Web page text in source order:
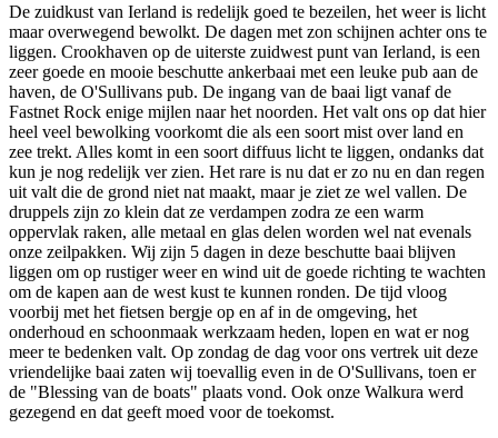
De zuidkust van Ierland is redelijk goed te bezeilen, het weer is licht
maar overwegend bewolkt. De dagen met zon schijnen achter ons te
liggen. Crookhaven op de uiterste zuidwest punt van Ierland, is een
zeer goede en mooie beschutte ankerbaai met een leuke pub aan de
haven, de O'Sullivans pub. De ingang van de baai ligt vanaf de
Fastnet Rock enige mijlen naar het noorden. Het valt ons op dat hier
heel veel bewolking voorkomt die als een soort mist over land en
zee trekt. Alles komt in een soort diffuus licht te liggen, ondanks dat
kun je nog redelijk ver zien. Het rare is nu dat er zo nu en dan regen
uit valt die de grond niet nat maakt, maar je ziet ze wel vallen. De
druppels zijn zo klein dat ze verdampen zodra ze een warm
oppervlak raken, alle metaal en glas delen worden wel nat evenals
onze zeilpakken. Wij zijn 5 dagen in deze beschutte baai blijven
liggen om op rustiger weer en wind uit de goede richting te wachten
om de kapen aan de west kust te kunnen ronden. De tijd vloog
voorbij met het fietsen bergje op en af in de omgeving, het
onderhoud en schoonmaak werkzaam heden, lopen en wat er nog
meer te bedenken valt. Op zondag de dag voor ons vertrek uit deze
vriendelijke baai zaten wij toevallig even in de O'Sullivans, toen er
de "Blessing van de boats" plaats vond. Ook onze Walkura werd
gezegend en dat geeft moed voor de toekomst.